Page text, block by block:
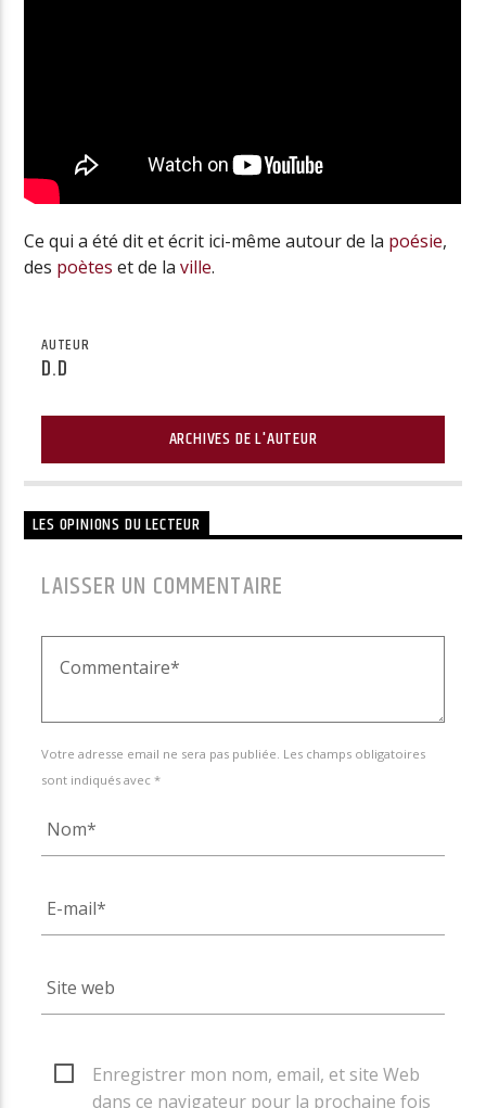
Ce qui a été dit et écrit ici-même autour de la poésie,
des poètes et de laville.
AUTEUR
D.D
ARCHIVES DE L'AUTEUR
LES OPINIONS DU LECTEUR
LAISSER UN COMMENTAIRE
Votre adresse email ne sera pas publiée. Les champs obligatoires
sont indiqués avec *
Enregistrer mon nom, email, et site Web
dans ce navigateur pour la prochaine fois